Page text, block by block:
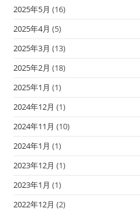
2025年5月 (16)
2025年4月 (5)
2025年3月 (13)
2025年2月 (18)
2025年1月 (1)
2024年12月 (1)
2024年11月 (10)
2024年1月 (1)
2023年12月 (1)
2023年1月 (1)
2022年12月 (2)